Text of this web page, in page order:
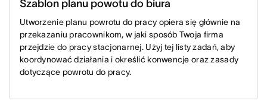
Szablon planu powotu do biura
Utworzenie planu powrotu do pracy opiera się głównie na
przekazaniu pracownikom, w jaki sposób Twoja firma
przejdzie do pracy stacjonarnej. Użyj tej listy zadań, aby
koordynować działania i określić konwencje oraz zasady
dotyczące powrotu do pracy.